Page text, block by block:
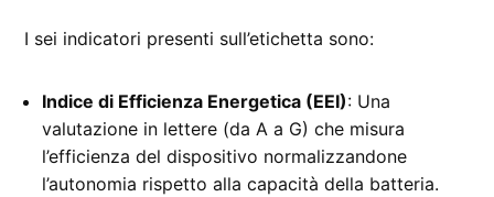
I sei indicatori presenti sull’etichetta sono:
Indice di Efficienza Energetica (EEI): Una
valutazione in lettere (da A a G) che misura
l’efficienza del dispositivo normalizzandone
l’autonomia rispetto alla capacità della batteria.